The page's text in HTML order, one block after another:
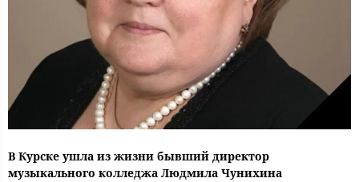
В Курске ушла из жизни бывший директор
музыкального колледжа Людмила Чунихина